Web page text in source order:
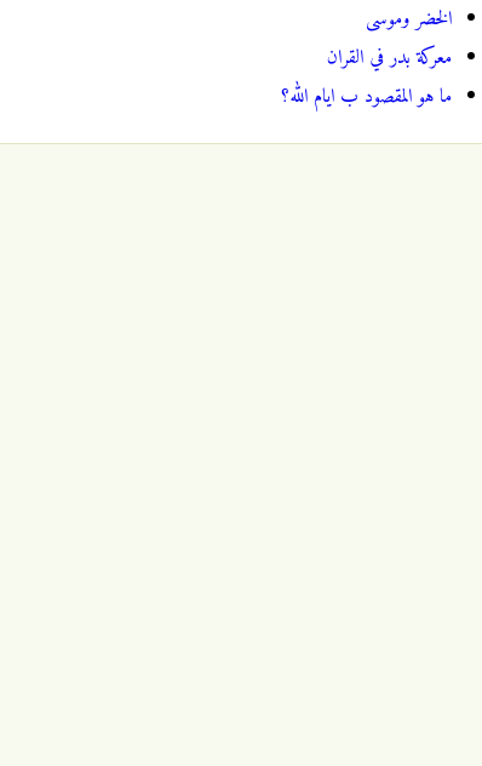
الخضر وموسى
معركة بدر في القران
ما هو المقصود ب ايام الله؟